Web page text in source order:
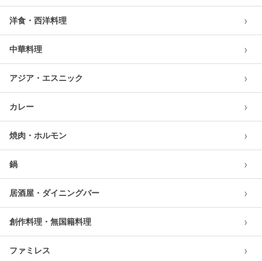
洋食・西洋料理 ›
中華料理 ›
アジア・エスニック ›
カレー ›
焼肉・ホルモン ›
鍋 ›
居酒屋・ダイニングバー ›
創作料理・無国籍料理 ›
ファミレス ›